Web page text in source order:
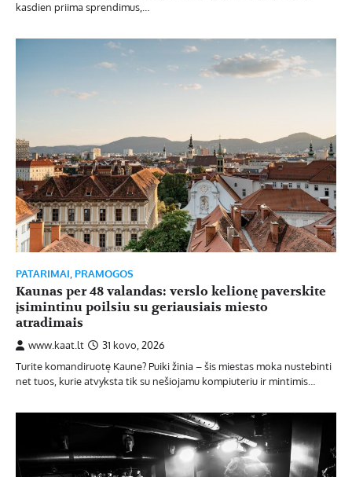
kasdien priima sprendimus,…
PATARIMAI, PRAMOGOS
Kaunas per 48 valandas: verslo kelionę paverskite
įsimintinu poilsiu su geriausiais miesto
atradimais
www.kaat.lt
31 kovo, 2026
Turite komandiruotę Kaune? Puiki žinia – šis miestas moka nustebinti
net tuos, kurie atvyksta tik su nešiojamu kompiuteriu ir mintimis…